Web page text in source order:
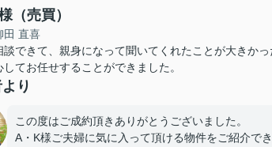
（売買）
田 直喜
談できて、親身になって聞いてくれたことが大きかっ
てお任せすることができました。
り
この度はご成約頂きありがとうございました。
A・K様ご夫婦に気に入って頂ける物件をご紹介で